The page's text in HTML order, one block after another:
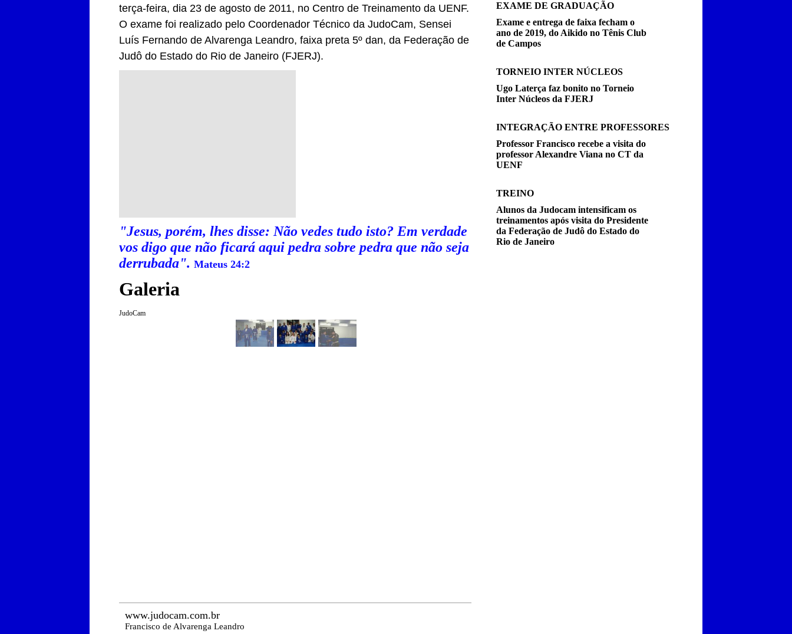
terça-feira, dia 23 de agosto de 2011, no Centro de Treinamento da UENF.
O exame foi realizado pelo Coordenador Técnico da JudoCam, Sensei
Luís Fernando de Alvarenga Leandro, faixa preta 5º dan, da Federação de
Judô do Estado do Rio de Janeiro (FJERJ).
"Jesus, porém, lhes disse: Não vedes tudo isto? Em verdade
vos digo que não ficará aqui pedra sobre pedra que não seja
derrubada". Mateus 24:2
Galeria
JudoCam
www.judocam.com.br
Francisco de Alvarenga Leandro
EXAME DE GRADUAÇÃO
Exame e entrega de faixa fecham o
ano de 2019, do Aikido no Tênis Club
de Campos
TORNEIO INTER NÚCLEOS
Ugo Laterça faz bonito no Torneio
Inter Núcleos da FJERJ
INTEGRAÇÃO ENTRE PROFESSORES
Professor Francisco recebe a visita do
professor Alexandre Viana no CT da
UENF
TREINO
Alunos da Judocam intensificam os
treinamentos após visita do Presidente
da Federação de Judô do Estado do
Rio de Janeiro